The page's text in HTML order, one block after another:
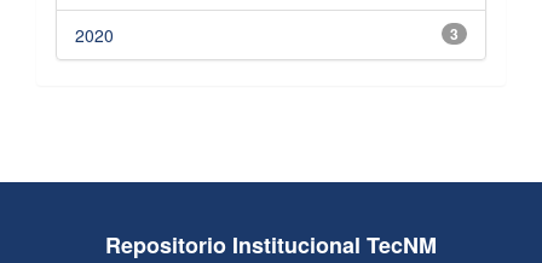
3
2020
Repositorio Institucional TecNM